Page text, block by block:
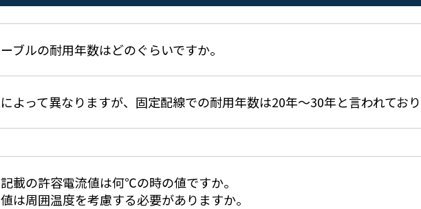
ブルの耐用年数はどのぐらいですか。
よって異なりますが、固定配線での耐用年数は20年～30年と言われてお
載の許容電流値は何℃の時の値ですか。
は周囲温度を考慮する必要がありますか。